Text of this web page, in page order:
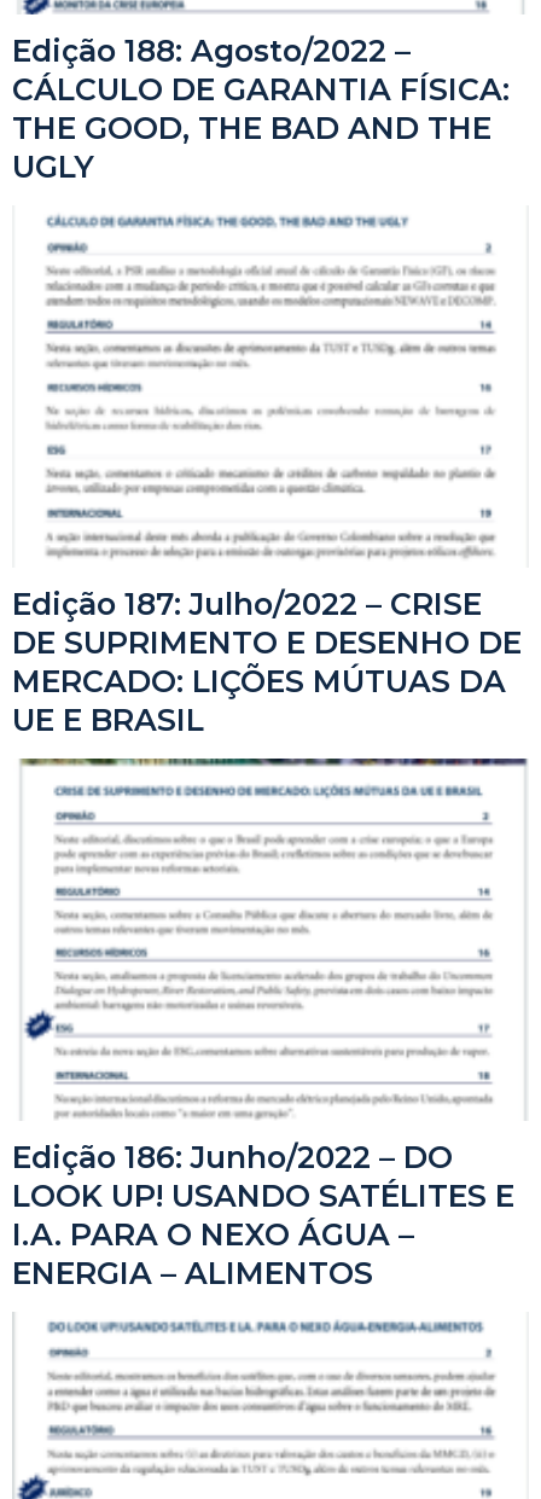
Edição 188: Agosto/2022 –
CÁLCULO DE GARANTIA FÍSICA:
THE GOOD, THE BAD AND THE
UGLY
Edição 187: Julho/2022 – CRISE
DE SUPRIMENTO E DESENHO DE
MERCADO: LIÇÕES MÚTUAS DA
UE E BRASIL
Edição 186: Junho/2022 – DO
LOOK UP! USANDO SATÉLITES E
I.A. PARA O NEXO ÁGUA –
ENERGIA – ALIMENTOS